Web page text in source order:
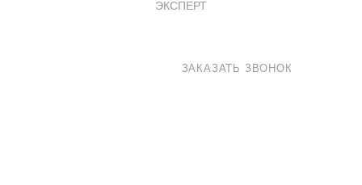
ЭКСПЕРТ
ЗАКАЗАТЬ ЗВОНОК